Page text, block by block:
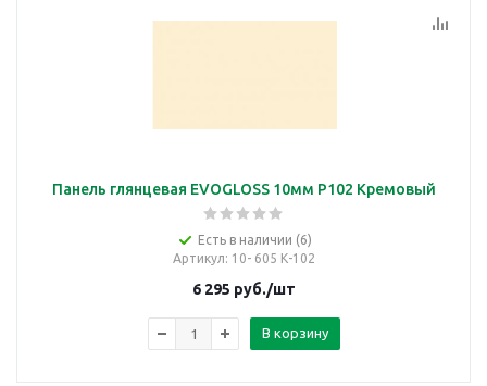
Панель глянцевая EVOGLOSS 10мм P102 Кремовый
Есть в наличии (6)
Артикул: 10- 605 К-102
6 295 руб./шт
В корзину